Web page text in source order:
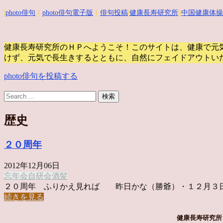
photo俳句 photo俳句電子版 俳句投稿 健康長寿研究所 中国健康体操
健康長寿研究所のＨＰへようこそ！このサイトは、健康で
けず、元気で長生きするとともに、自然にフェイドアウトい
photo俳句を投稿する
歴史
２０周年
2012年12月06日
忘年会自研会酒髪
２０周年 ふりかえ見れば 昨日かな（勝爺）・１２月３
続きを見る
健康長寿研究